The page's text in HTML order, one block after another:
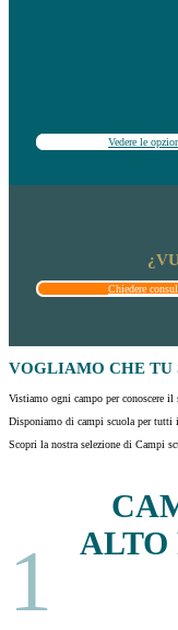
Vedere le
Chiedere
VOGLIAMO CHE TU
Vistiamo ogni campo per conoscere
Disponiamo di campi scuola per
Scopri la nostra selezione di Campi
1
ALTO